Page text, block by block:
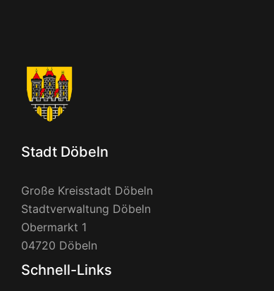
Stadt Döbeln
Große Kreisstadt Döbeln
Stadtverwaltung Döbeln
Obermarkt 1
04720 Döbeln
Schnell-Links